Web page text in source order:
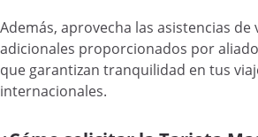
Además, aprovecha las asistencias de
adicionales proporcionados por
que garantizan tranquilidad en tus
internacionales.